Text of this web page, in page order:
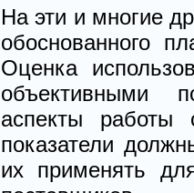
На эти и многие
обоснованного
Оценка
объективными
аспекты работы
показатели
их применять